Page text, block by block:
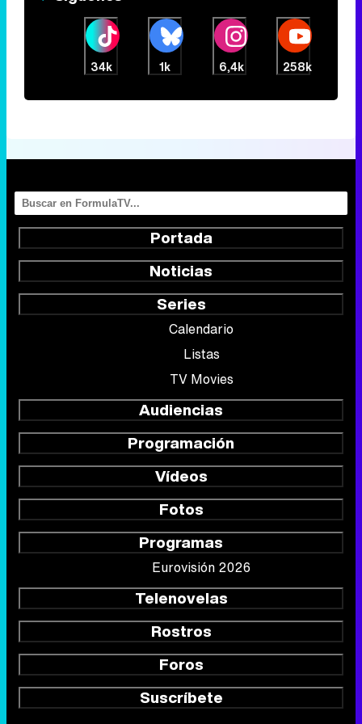
34k 1k 6,4k 258k
Portada
Noticias
Series
Calendario
Listas
TV Movies
Audiencias
Programación
Vídeos
Fotos
Programas
Eurovisión 2026
Telenovelas
Rostros
Foros
Suscríbete